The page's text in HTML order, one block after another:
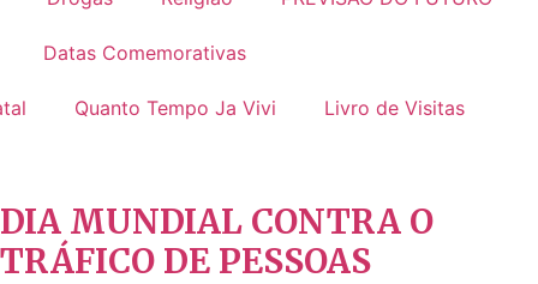
Datas Comemorativas
Quanto Tempo Ja Vivi Livro de Visitas
DIA MUNDIAL CONTRA O
TRÁFICO DE PESSOAS